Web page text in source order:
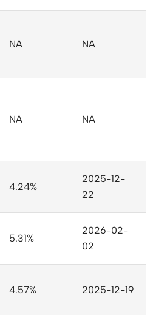
NA NA
NA NA
4.24%
2025-12-
22
5.31%
2026-02-
02
4.57% 2025-12-19